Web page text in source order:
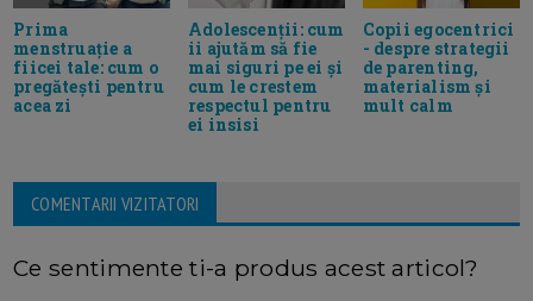
Prima
menstruație a
fiicei tale: cum o
pregătești pentru
acea zi
Adolescenții: cum
ii ajutăm să fie
mai siguri pe ei și
cum le crestem
respectul pentru
ei insisi
Copii egocentrici
- despre strategii
de parenting,
materialism și
mult calm
COMENTARII VIZITATORI
Ce sentimente ti-a produs acest articol?